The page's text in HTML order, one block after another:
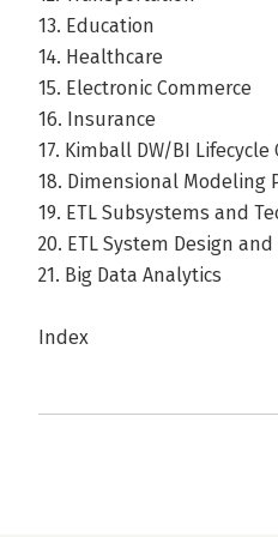
13. Education
14. Healthcare
15. Electronic Commerce
16. Insurance
17. Kimball DW/BI Lifecycle
18. Dimensional Modeling
19. ETL Subsystems and
20. ETL System Design
21. Big Data Analytics
Index